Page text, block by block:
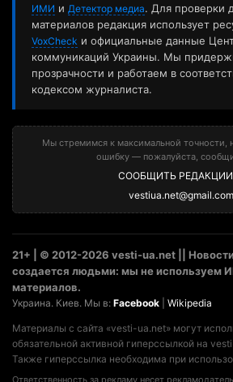
ИМИ и Детектор медиа. Для проверки
материалов редакция использует
VoxCheck и официальные данные
коммуникаций Украины. Мы
прозрачности и работаем в
кодексом журналиста.
Мы стремимся к максимальной точности,
ошибку — пожалуйста,
СООБЩИТЬ
vestiua.net@gmail.com
21+ | © 2012-2026 vesti-ua.net ||
создается людьми: мы не используем
материалов.
Украина. Киев. Мы в: Facebook Wikipedia
Материалы с сайта «vesti-ua.net» могут
обязательной активной гиперссылкой на
Также гиперссылка необходима при